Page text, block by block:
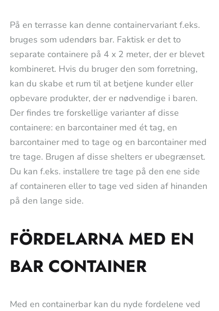
På en terrasse kan denne containervariant f.eks.
bruges som udendørs bar. Faktisk er det to
separate containere på 4 x 2 meter, der er blevet
kombineret. Hvis du bruger den som forretning,
kan du skabe et rum til at betjene kunder eller
opbevare produkter, der er nødvendige i baren.
Der findes tre forskellige varianter af disse
containere: en barcontainer med ét tag, en
barcontainer med to tage og en barcontainer med
tre tage. Brugen af disse shelters er ubegrænset.
Du kan f.eks. installere tre tage på den ene side
af containeren eller to tage ved siden af hinanden
på den lange side.
FÖRDELARNA MED EN
BAR CONTAINER
Med en containerbar kan du nyde fordelene ved